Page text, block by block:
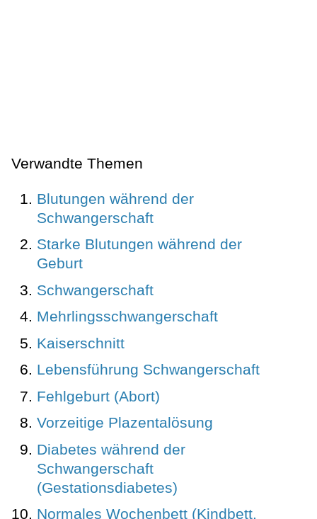
Verwandte Themen
Blutungen während der
Schwangerschaft
Starke Blutungen während der
Geburt
Schwangerschaft
Mehrlingsschwangerschaft
Kaiserschnitt
Lebensführung Schwangerschaft
Fehlgeburt (Abort)
Vorzeitige Plazentalösung
Diabetes während der
Schwangerschaft
(Gestationsdiabetes)
Normales Wochenbett (Kindbett,